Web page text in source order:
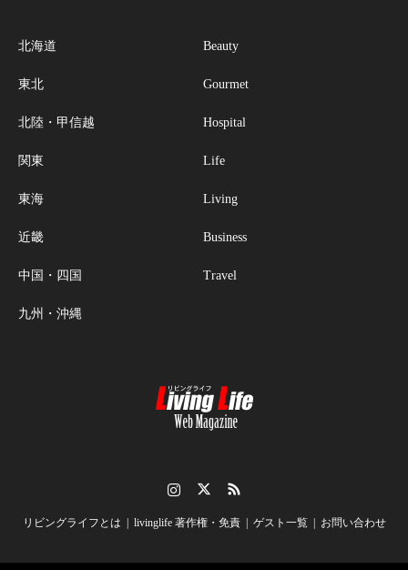
北海道
東北
北陸・甲信越
関東
東海
近畿
中国・四国
九州・沖縄
Beauty
Gourmet
Hospital
Life
Living
Business
Travel
リビングライフとは livinglife 著作権・免責 ゲスト一覧 お問い合わせ